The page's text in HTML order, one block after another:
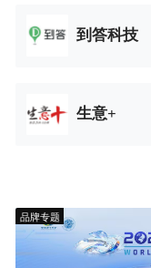
到答科技
生意+
品牌专题